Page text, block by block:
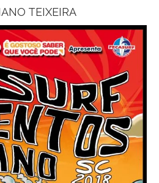
TEIXEIRA